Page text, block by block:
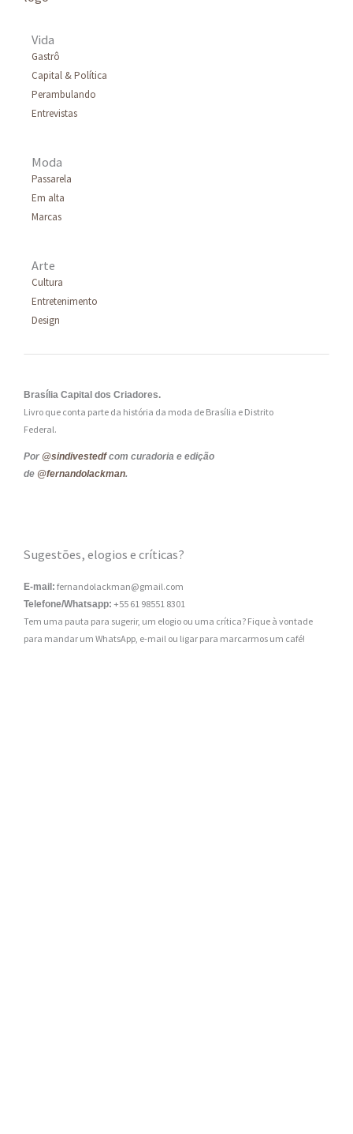
Vida
Gastrô
Capital & Política
Perambulando
Entrevistas
Moda
Passarela
Em alta
Marcas
Arte
Cultura
Entretenimento
Design
Brasília Capital dos Criadores.
Livro que conta parte da história da moda de Brasília e Distrito
Federal.
Por @sindivestedfcom curadoria e edição
de @fernandolackman.
Sugestões, elogios e críticas?
E-mail: fernandolackman@gmail.com
Telefone/Whatsapp: +55 61 98551 8301
Tem uma pauta para sugerir, um elogio ou uma crítica? Fique à vontade
para mandar um WhatsApp, e-mail ou ligar para marcarmos um café!